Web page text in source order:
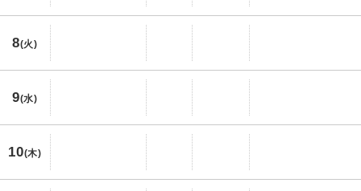
8(火)
9(水)
10(木)